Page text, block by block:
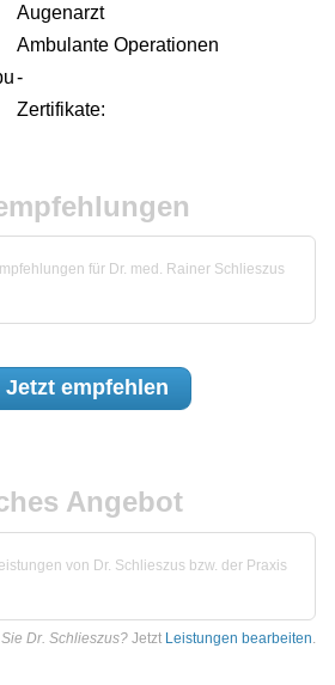
Augenarzt
Ambulante Operationen
-
Zertifikate:
für Dr. med. Rainer Schlieszus
Jetzt empfehlen
Angebot
von Dr. Schlieszus bzw. der Praxis
Dr. Schlieszus? Jetzt Leistungen bearbeiten.